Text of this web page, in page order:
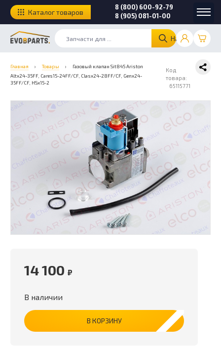
Найти
8 (800) 600-92-79
8 (905) 081-01-00
Каталог товаров
Главная › Товары ›
Газовый клапан Sit845 Ariston
Altx24-35FF, Cares15-24FF/CF, Clasx24-28FF/CF, Genx24-
35FF/CF, HSx15-2
Код
товара:
65115771
14 100 ₽
В наличии
В КОРЗИНУ